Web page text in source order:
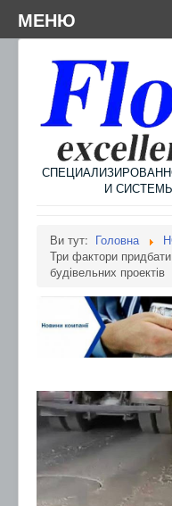
И
Ви тут: Головна
Три фактори
будівельних проектів
Menu
МЕНЮ